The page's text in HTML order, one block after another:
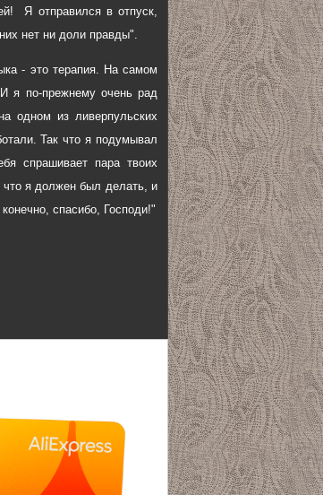
Я отправился в отпуск,
нет ни доли правды".
- это терапия. На самом
я по-прежнему очень рад
одном из ливерпульских
Так что я подумывал
спрашивает пара твоих
что я должен был делать, и
спасибо, Господи!"